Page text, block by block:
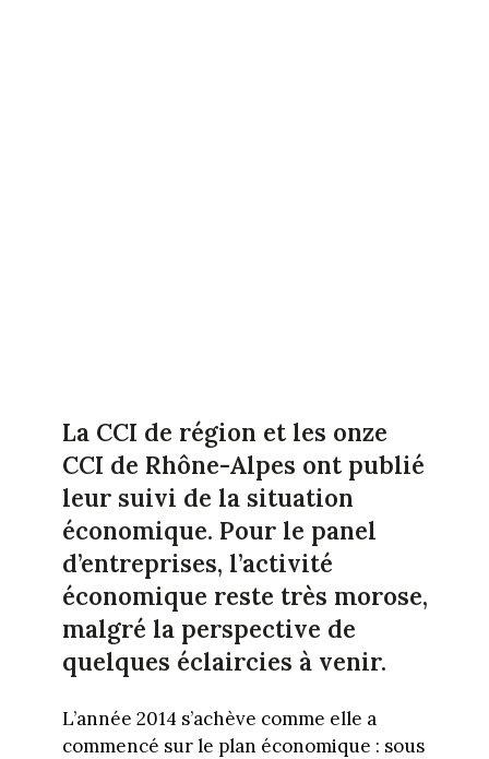
La CCI de région et les onze
CCI de Rhône-Alpes ont publié
leur suivi de la situation
économique. Pour le panel
d’entreprises, l’activité
économique reste très morose,
malgré la perspective de
quelques éclaircies à venir.
L’année 2014 s’achève comme elle a
commencé sur le plan économique : sous